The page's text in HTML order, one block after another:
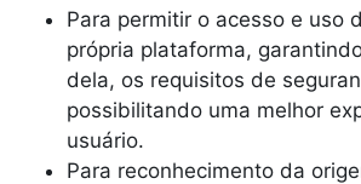
Para permitir o acesso e uso
própria plataforma,
dela, os requisitos de
possibilitando uma melhor
usuário.
Para reconhecimento da